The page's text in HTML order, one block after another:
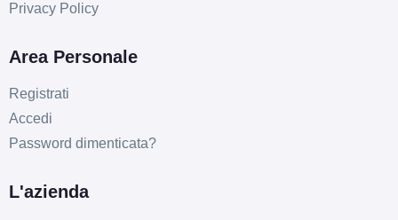
Privacy Policy
Area Personale
Registrati
Accedi
Password dimenticata?
L'azienda